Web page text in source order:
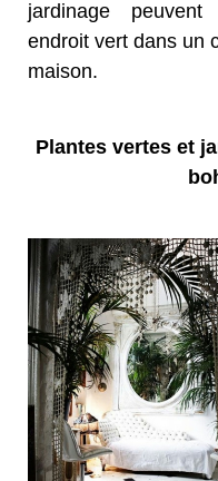
jardinage
endroit vert dans un
maison.
Plantes vertes et